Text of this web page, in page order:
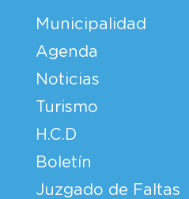
Municipalidad
Agenda
Noticias
Turismo
H.C.D
Boletín
Juzgado de Faltas